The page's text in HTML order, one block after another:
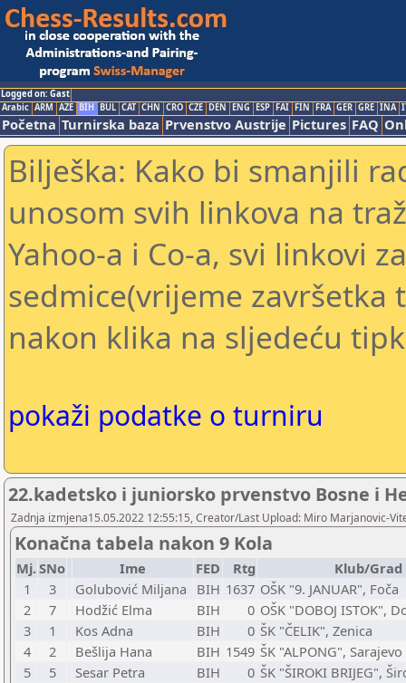
Logged on: Gast
Arabic ARM AZE BIH BUL CAT CHN CRO CZE DEN ENG ESP FAI FIN FRA GER GRE INA
Početna Turnirska baza Prvenstvo Austrije Pictures FAQ
Bilješka: Kako bi smanjili
unosom svih linkova na
Yahoo-a i Co-a, svi linkovi
sedmice(vrijeme završetka
nakon klika na sljedeću
pokaži podatke o turniru
22.kadetsko i juniorsko prvenstvo Bosne i
Zadnja izmjena15.05.2022 12:55:15, Creator/Last Upload: Miro Marjanovic-
Konačna tabela nakon 9 Kola
Mj.SNo Ime FED Rtg
Klub/Grad
1
3 Golubović Miljana BIH 1637 OŠK "9. JANUAR", Foča
2
7 Hodžić Elma BIH 0 OŠK "DOBOJ ISTOK",
3
1 Kos Adna BIH 0 ŠK "ČELIK", Zenica
4
2 Bešlija Hana BIH 1549 ŠK "ALPONG", Sarajevo
5
5 Sesar Petra BIH 0 ŠK "ŠIROKI BRIJEG",